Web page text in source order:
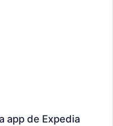
app de Expedia